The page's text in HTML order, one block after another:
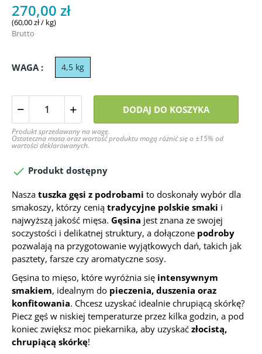
270,00 zł
(60,00 zł / kg)
Brutto
WAGA : 4,5 kg
DODAJ DO KOSZYKA
Produkt sprzedawany na wagę.
Ostateczna masa oraz wartość produktu mogą różnić się o ±15% od
wartości deklarowanych.
 Produkt dostępny
Nasza tuszka gęsi z podrobami to doskonały wybór dla
smakoszy, którzy cenią tradycyjne polskie smaki i
najwyższą jakość mięsa. Gęsina jest znana ze swojej
soczystości i delikatnej struktury, a dołączone podroby
pozwalają na przygotowanie wyjątkowych dań, takich jak
pasztety, farsze czy aromatyczne sosy.
Gęsina to mięso, które wyróżnia się intensywnym
smakiem, idealnym do pieczenia, duszenia oraz
konfitowania. Chcesz uzyskać idealnie chrupiącą skórkę?
Piecz gęś w niskiej temperaturze przez kilka godzin, a pod
koniec zwiększ moc piekarnika, aby uzyskać złocistą,
chrupiącą skórkę!